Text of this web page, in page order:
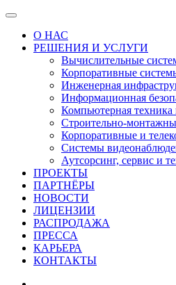
О НАС
РЕШЕНИЯ И УСЛУГИ
Вычислительные
Корпоративные
Инженерная
Информационная
Компьютерная
Строительно-
Корпоративные и
Системы
Аутсорсинг, сервис и
ПРОЕКТЫ
ПАРТНЁРЫ
НОВОСТИ
ЛИЦЕНЗИИ
РАСПРОДАЖА
ПРЕССА
КАРЬЕРА
КОНТАКТЫ